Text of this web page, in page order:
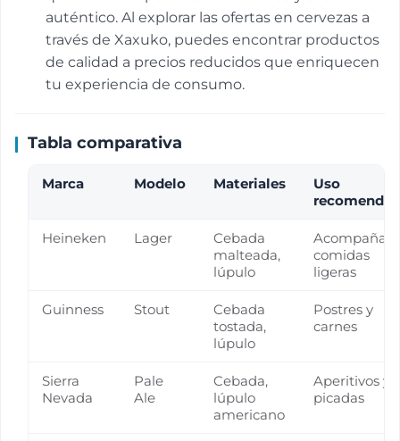
auténtico. Al explorar las ofertas en cervezas a
través de Xaxuko, puedes encontrar productos
de calidad a precios reducidos que enriquecen
tu experiencia de consumo.
Tabla comparativa
Marca Modelo Materiales
Uso
Heineken Lager
Cebada
malteada,
lúpulo
Acompañar
comidas
ligeras
Guinness Stout
Cebada
tostada,
lúpulo
Postres y
carnes
Sierra
Nevada
Pale
Ale
Cebada,
lúpulo
americano
Aperitivos y
picadas